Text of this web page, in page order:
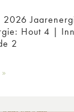
Hout 4 |
2